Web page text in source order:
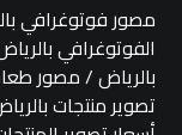
الفوتوغرافي
بالرياض / مصور
تصوير منتجات